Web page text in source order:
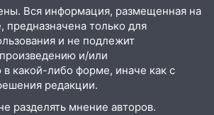
четверг
при развороте
летний водитель
пятая женщина и каждый
в мире сталкиваются с
Вся информация, размещенная на
предназначена только для
и не подлежит
и/или
какой-либо форме, иначе как с
редакции.
разделять мнение авторов.